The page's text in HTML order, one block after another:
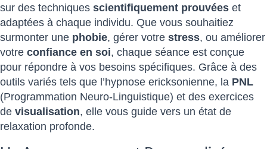
sur des techniques scientifiquement prouvées et
adaptées à chaque individu. Que vous souhaitiez
surmonter une phobie, gérer votre stress, ou améliorer
votre confiance en soi, chaque séance est conçue
pour répondre à vos besoins spécifiques. Grâce à des
outils variés tels que l’hypnose ericksonienne, la PNL
(Programmation Neuro-Linguistique) et des exercices
de visualisation, elle vous guide vers un état de
relaxation profonde.